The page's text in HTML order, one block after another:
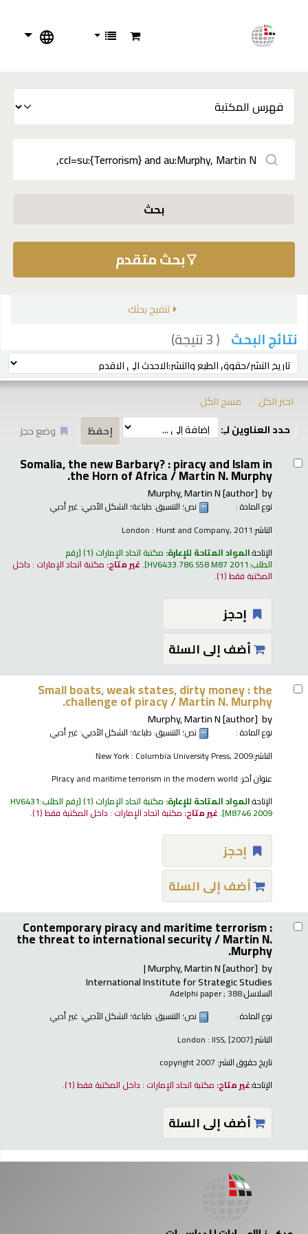
بحث
بحث متقدم
تنقيح بحثك
نتائج البحث ( 3 نتيجة)
ترتيب بواسطة:
اختر الكل
مسح الكل
حدد العناوين لـِ:
وضع حجز
Somalia, the new Barbary? : piracy and Islam in
the Horn of Africa /Martin N. Murphy.
by
Murphy, Martin N[author]
نوع المادة : نص؛ التنسيق: طباعة؛ الشكل الأدبي: غير أدبي
الناشر:London : Hurst and Company, 2011
الإتاحة:المواد المتاحة للإعارة: مكتبة اتحاد الإمارات (1) رقم
الطلب:HV6433.786.S58 M87 2011
.غير متاح: مكتبة اتحاد الإمارات : داخل
المكتبة فقط(1).
إحجز
أضف إلى السلة
Small boats, weak states, dirty money : the
challenge of piracy /Martin N. Murphy.
by
Murphy, Martin N[author]
نوع المادة : نص؛ التنسيق: طباعة؛ الشكل الأدبي: غير أدبي
الناشر:New York : Columbia University Press, 2009
عنوان آخر: Piracy and maritime terrorism in the modern world
الإتاحة:المواد المتاحة للإعارة: مكتبة اتحاد الإمارات (1) رقم الطلب:HV6431
M8746 2009
.غير متاح:مكتبة اتحاد الإمارات : داخل المكتبة فقط(1).
إحجز
أضف إلى السلة
Contemporary piracy and maritime terrorism :
the threat to international security /Martin N.
Murphy.
by
Murphy, Martin N[author]
International Institute for Strategic Studies
السلاسل: Adelphi paper; 388
نوع المادة :
نص؛ التنسيق: طباعة؛ الشكل الأدبي: غير أدبي
الناشر:London : IISS, [2007]
تاريخ حقوق النشر:
الإتاحة:غير متاح: مكتبة اتحاد الإمارات : داخل المكتبة فقط(1).
أضف إلى السلة